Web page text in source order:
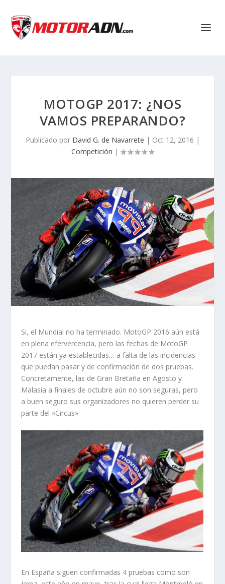
MOTOGP 2017: ¿NOS
VAMOS PREPARANDO?
Publicado por David G. de Navarrete | Oct 12, 2016 |
Competición |
Si, el Mundial no ha terminado. MotoGP 2016 aún está
en plena efervercencia, pero las fechas de MotoGP
2017 están ya establecidas… a falta de las incidencias
que puedan pasar y de confirmación de dos pruebas.
Concretamente, las de Gran Bretaña en Agosto y
Malasia a finales de octubre aún no son seguras, pero
a buen seguro sus organizadores no quieren perder su
parte del «Circus»
En España siguen confirmadas 4 pruebas como son